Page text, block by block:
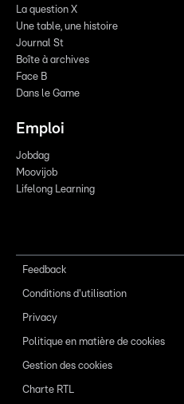
La question X
Une table, une histoire
Journal St
Boîte à archives
Face B
Dans le Game
Emploi
Jobdag
Moovijob
Lifelong Learning
Feedback
Conditions d'utilisation
Privacy
Politique en matière de cookies
Gestion des cookies
Charte RTL